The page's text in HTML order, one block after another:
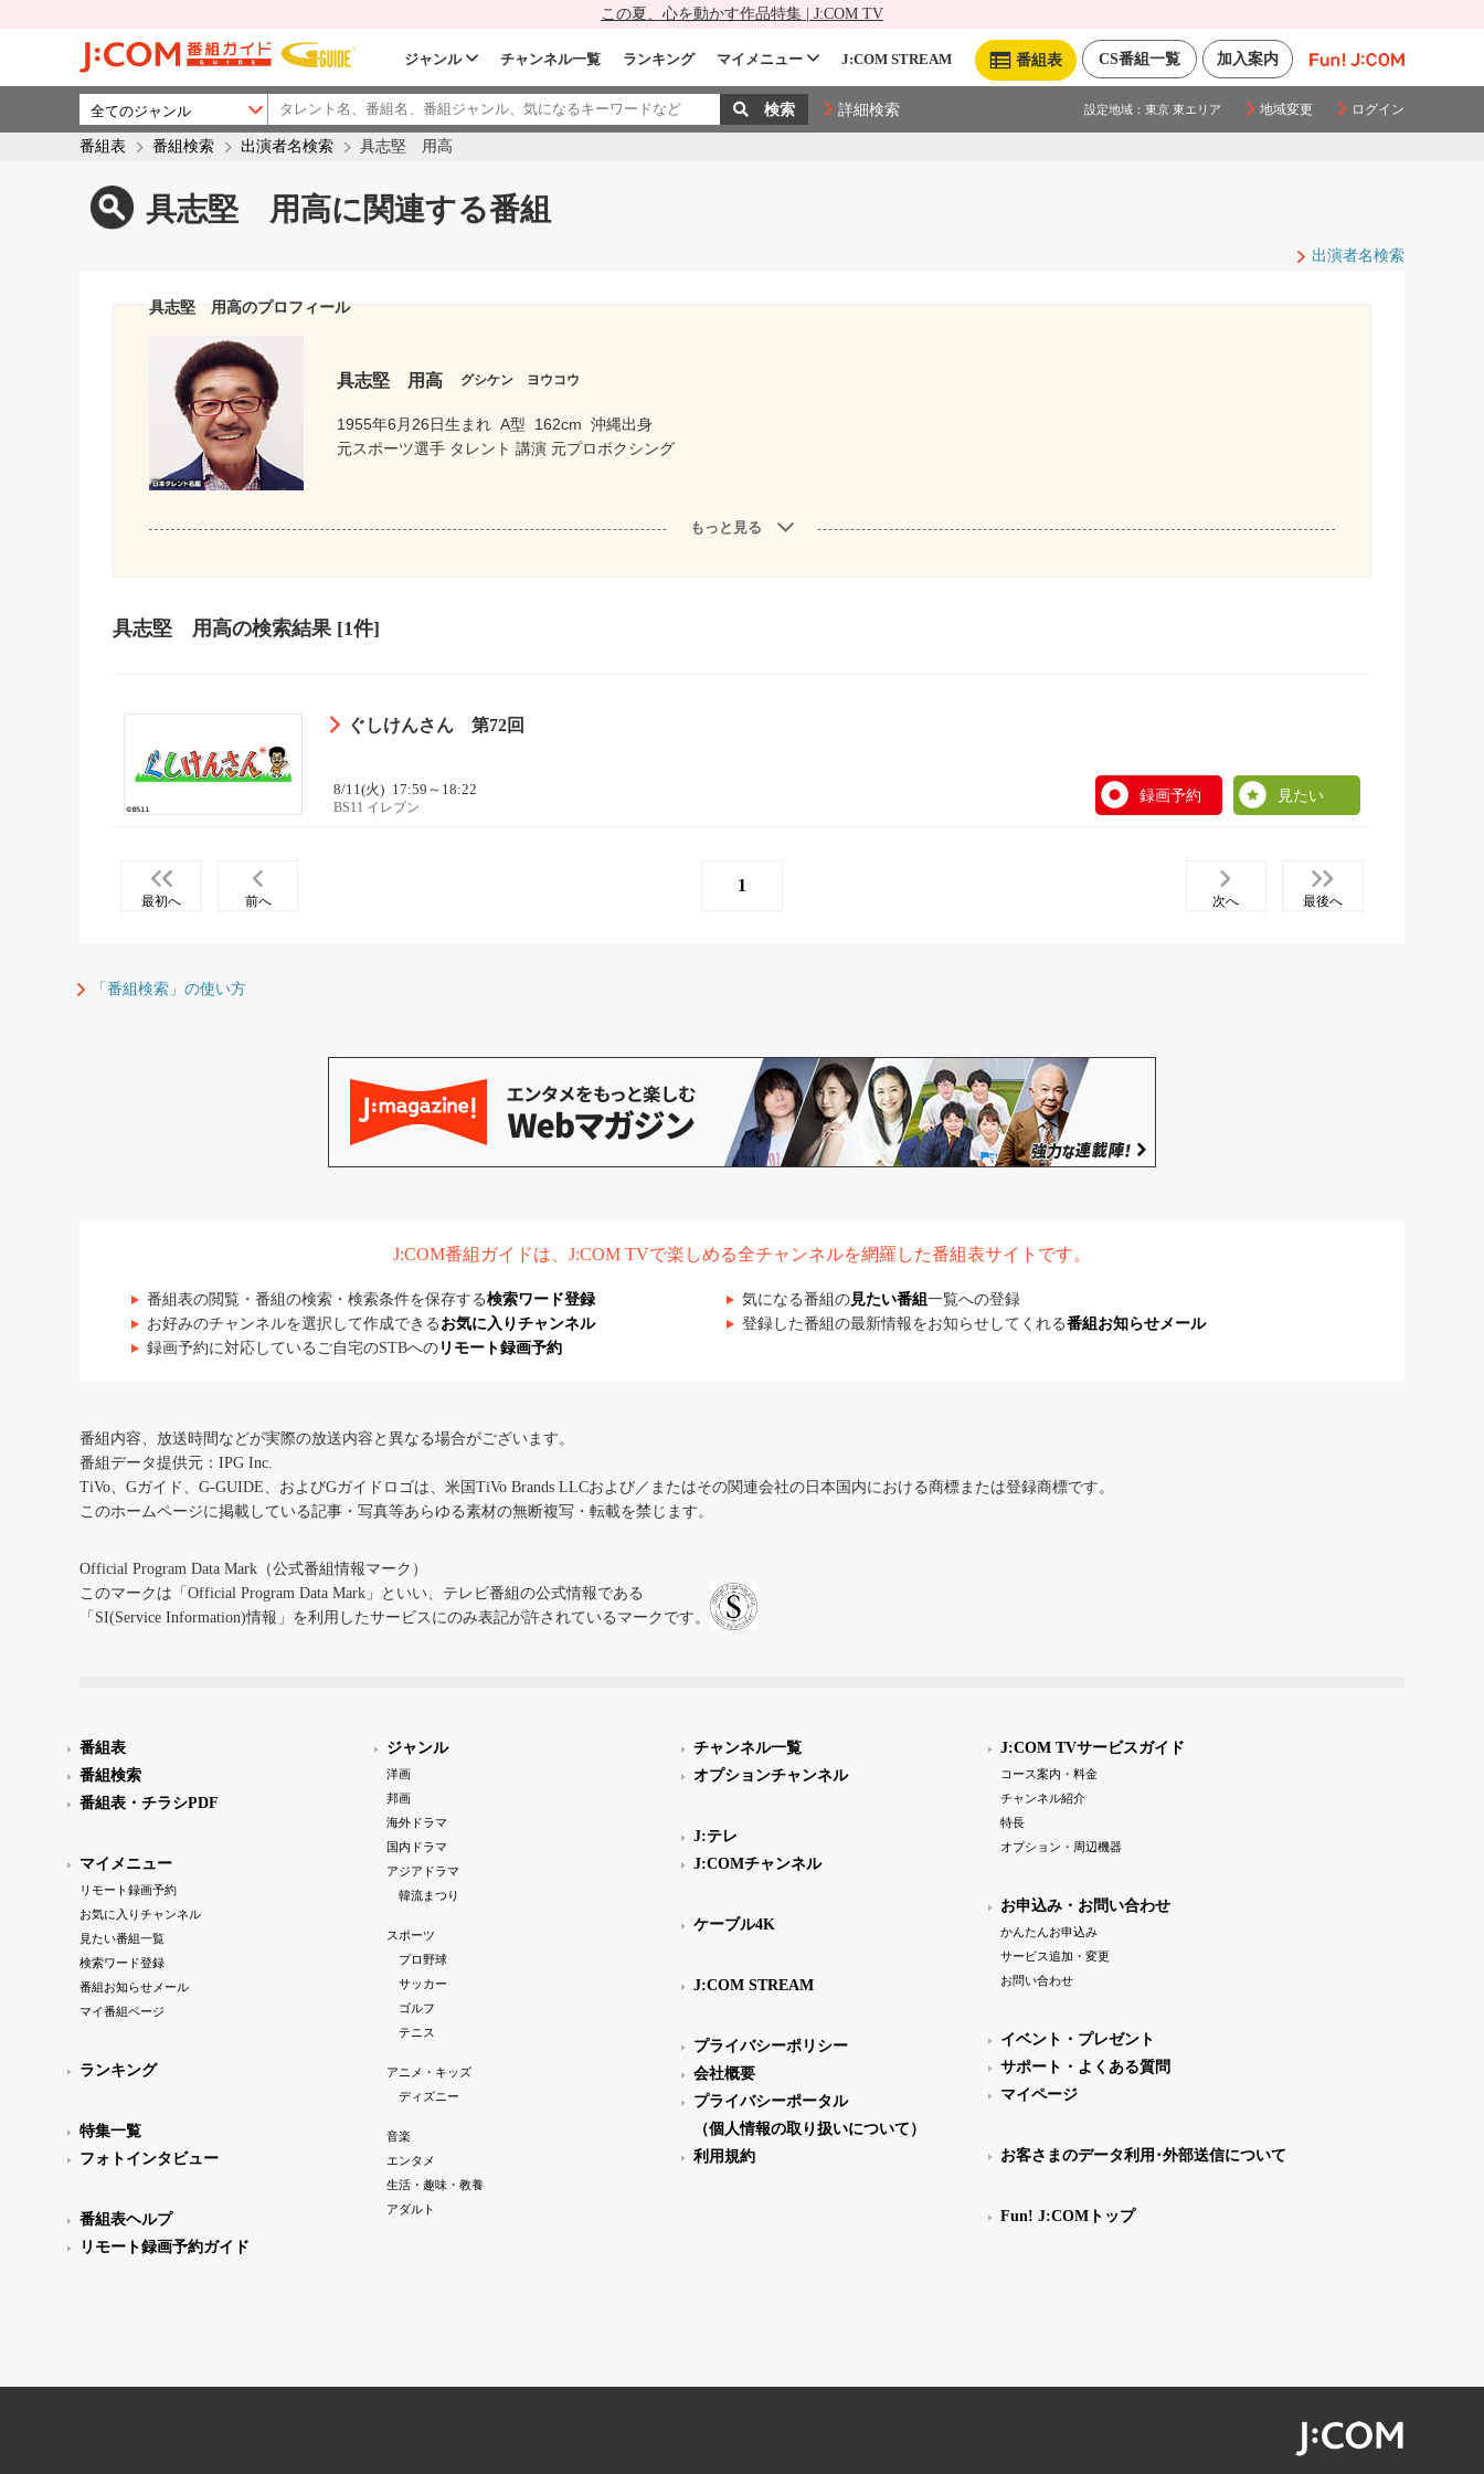
この夏、心を動かす作品特集 | J:COM TV
加入案内
CS番組一覧
番組表
ジャンル チャンネル一覧 ランキング マイメニュー J:COM STREAM
詳細検索 設定地域： 東京 東エリア 地域変更 ログイン
番組表 番組検索 出演者名検索 具志堅 用高
具志堅 用高に関連する番組
出演者名検索
具志堅 用高のプロフィール
具志堅 用高 グシケン ヨウコウ
1955年6月26日生まれ A型 162cm 沖縄出身
元スポーツ選手 タレント 講演 元プロボクシング
もっと見る
具志堅 用高の検索結果 [1件]
ぐしけんさん 第72回
8/11(火) 17:59～18:22
BS11 イレブン
録画予約 見たい
最初へ 前へ
1
次へ 最後へ
「番組検索」の使い方
J:COM番組ガイドは、J:COM TVで楽しめる全チャンネルを網羅した番組表サイトです。
番組表の閲覧・番組の検索・検索条件を保存する検索ワード登録 気になる番組の見たい番組 一覧への登録
お好みのチャンネルを選択して作成できる お気に入りチャンネル 登録した番組の最新情報をお知らせしてくれる番組お知らせメール
録画予約に対応しているご自宅のSTBへの リモート録画予約
番組内容、放送時間などが実際の放送内容と異なる場合がございます。
番組データ提供元：IPG Inc.
TiVo、Gガイド、G-GUIDE、およびGガイドロゴは、米国TiVo Brands LLCおよび／またはその関連会社の日本国内における商標または登録商標です。
このホームページに掲載している記事・写真等あらゆる素材の無断複写・転載を禁じます。
Official Program Data Mark（公式番組情報マーク）
このマークは「Official Program Data Mark」といい、テレビ番組の公式情報である
「SI(Service Information)情報」を利用したサービスにのみ表記が許されているマークです。
番組表
番組検索
番組表・チラシPDF
マイメニュー
リモート録画予約
お気に入りチャンネル
見たい番組一覧
検索ワード登録
番組お知らせメール
マイ番組ページ
ランキング
特集一覧
フォトインタビュー
番組表ヘルプ
リモート録画予約ガイド
ジャンル
洋画
邦画
海外ドラマ
国内ドラマ
アジアドラマ
韓流まつり
スポーツ
プロ野球
サッカー
ゴルフ
テニス
アニメ・キッズ
ディズニー
音楽
エンタメ
生活・趣味・教養
アダルト
チャンネル一覧
オプションチャンネル
J:テレ
J:COMチャンネル
ケーブル4K
J:COM STREAM
プライバシーポリシー
会社概要
プライバシーポータル
（個人情報の取り扱いについて）
利用規約
J:COM TVサービスガイド
コース案内・料金
チャンネル紹介
特長
オプション・周辺機器
お申込み・お問い合わせ
かんたんお申込み
サービス追加・変更
お問い合わせ
イベント・プレゼント
サポート・よくある質問
マイページ
お客さまのデータ利用･外部送信について
Fun! J:COMトップ